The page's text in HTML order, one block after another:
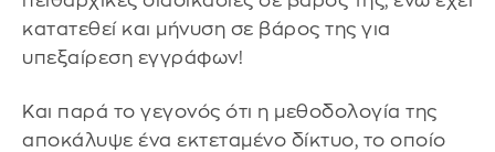
κατατεθεί και μήνυση σε βάρος της για
υπεξαίρεση εγγράφων!
Και παρά το γεγονός ότι η μεθοδολογία της
αποκάλυψε ένα εκτεταμένο δίκτυο, το οποίο